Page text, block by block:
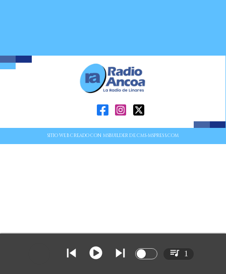
SITIO WEB CREADO CON MSBUILDER DE CMS-MSPRESS.COM
1